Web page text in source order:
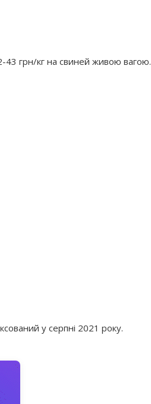
43 грн/кг на свиней живою вагою.
у серпні 2021 року.